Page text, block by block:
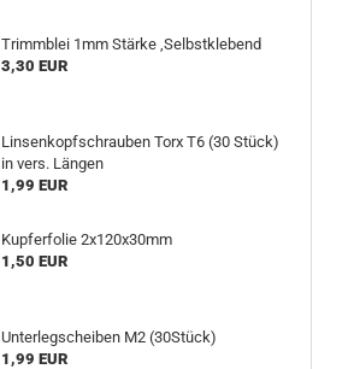
Trimmblei 1mm Stärke ,Selbstklebend
3,30 EUR
Linsenkopfschrauben Torx T6 (30 Stück)
in vers. Längen
1,99 EUR
Kupferfolie 2x120x30mm
1,50 EUR
Unterlegscheiben M2 (30Stück)
1,99 EUR